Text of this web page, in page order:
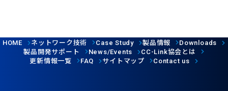
HOME ネットワーク技術 Case Study 製品情報 Downloads
製品開発サポート News/Events CC-Link協会とは
更新情報一覧
FAQ サイトマップ Contact us